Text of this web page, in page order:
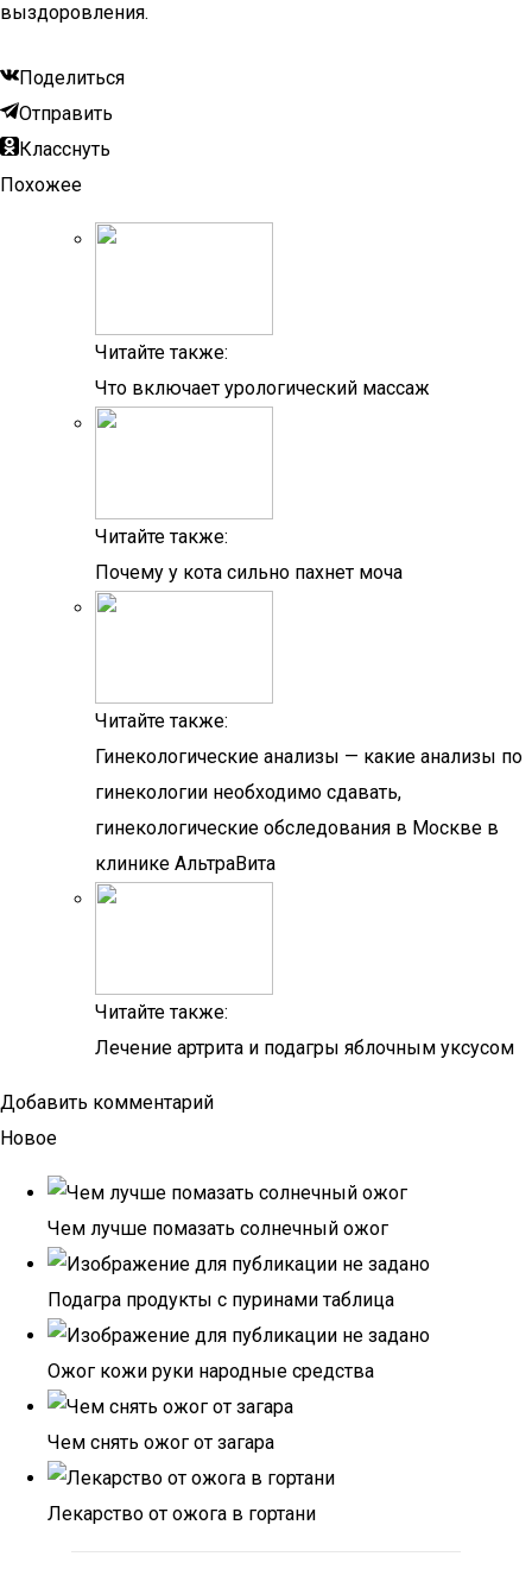
выздоровления.
Поделиться
Отправить
Класснуть
Похожее
Читайте также:
Что включает урологический массаж
Читайте также:
Почему у кота сильно пахнет моча
Читайте также:
Гинекологические анализы — какие анализы по
гинекологии необходимо сдавать,
гинекологические обследования в Москве в
клинике АльтраВита
Читайте также:
Лечение артрита и подагры яблочным уксусом
Добавить комментарий
Новое
Чем лучше помазать солнечный ожог
Подагра продукты с пуринами таблица
Ожог кожи руки народные средства
Чем снять ожог от загара
Лекарство от ожога в гортани